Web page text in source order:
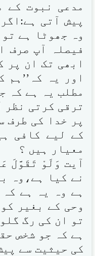
مدعی نبوت کے
پیش آتی
وہ جھوٹا ہے
فیصلہ آپ صرف
ابھی تک ان پر
اور یہ
مطلب یہ ہے کہ
ترقی کرتی
پر خدا کی طرف
کے لیے کافی
معیار ہیں ؟
نے کیا ہے،وہ
ہے وہ یہ ہے
وحی کے بغیر
تو ان کی رگ
ہے کہ جو شخص
کی حیثیت سے